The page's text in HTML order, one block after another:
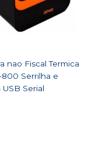
nao Fiscal Termica
800 Serrilha e
Serial